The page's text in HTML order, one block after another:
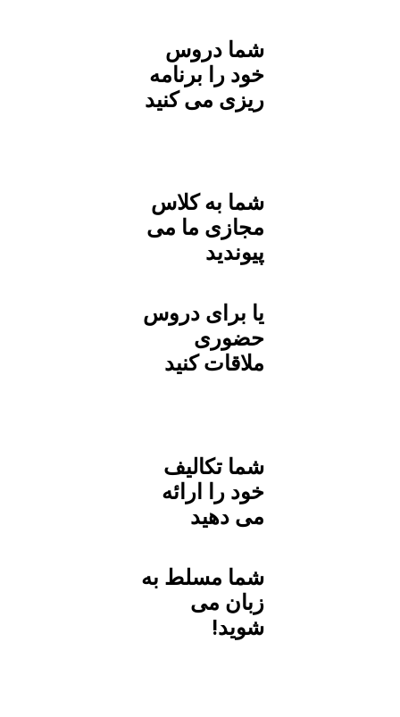
شما دروس
خود را برنامه
ریزی می کنید
شما به کلاس
مجازی ما می
پیوندید
یا برای دروس
حضوری
ملاقات کنید
شما تکالیف
خود را ارائه
می دهید
شما مسلط به
زبان می
شوید!